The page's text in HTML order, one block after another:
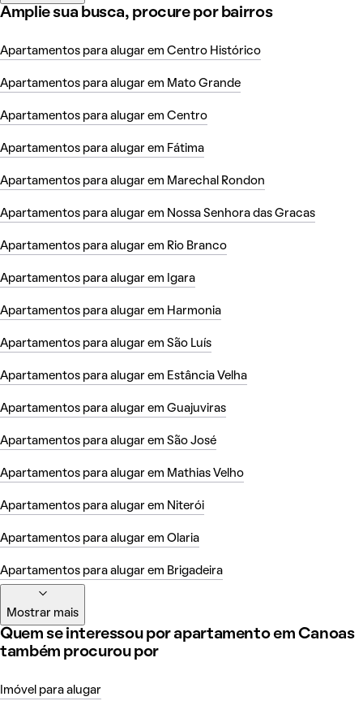
Amplie sua busca, procure por bairros
Apartamentos para alugar em Centro Histórico
Apartamentos para alugar em Mato Grande
Apartamentos para alugar em Centro
Apartamentos para alugar em Fátima
Apartamentos para alugar em Marechal Rondon
Apartamentos para alugar em Nossa Senhora das Gracas
Apartamentos para alugar em Rio Branco
Apartamentos para alugar em Igara
Apartamentos para alugar em Harmonia
Apartamentos para alugar em São Luís
Apartamentos para alugar em Estância Velha
Apartamentos para alugar em Guajuviras
Apartamentos para alugar em São José
Apartamentos para alugar em Mathias Velho
Apartamentos para alugar em Niterói
Apartamentos para alugar em Olaria
Apartamentos para alugar em Brigadeira
Mostrar mais
Quem se interessou por apartamento em Canoas
também procurou por
Imóvel para alugar